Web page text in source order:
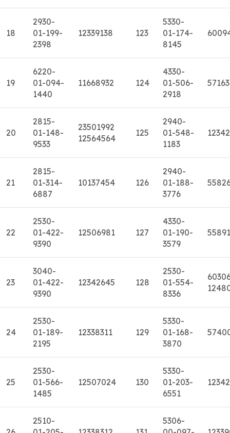
18
2930-
01-199-
2398
12339138 123
5330-
01-174-
8145
19
6220-
01-094-
1440
11668932 124
4330-
01-506-
2918
20
2815-
01-148-
9533
23501992
12564564
125
2940-
01-548-
1183
21
2815-
01-314-
6887
10137454 126
2940-
01-188-
3776
22
2530-
01-422-
9390
12506981 127
4330-
01-190-
3579
23
3040-
01-422-
9390
12342645 128
2530-
01-554-
8336
24
2530-
01-189-
2195
12338311 129
5330-
01-168-
3870
25
2530-
01-566-
1485
12507024 130
5330-
01-203-
6551
2510-
5306-